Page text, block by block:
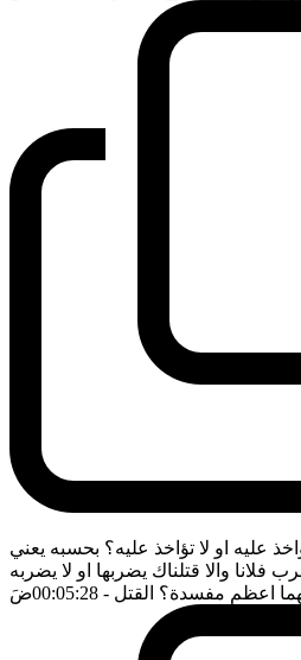
عليه او لا تؤاخذ عليه؟ بحسبه يعني
فلانا والا قتلناك يضربها او لا يضربه
اعظم مفسدة؟ القتل - 00:05:28 ضَ